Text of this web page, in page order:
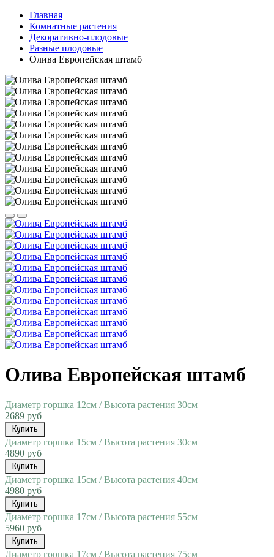
Главная
Комнатные растения
Декоративно-плодовые
Разные плодовые
Олива Европейская штамб
Олива Европейская штамб
Диаметр горшка 12см / Высота растения 30см
2689 руб
Купить
Диаметр горшка 15см / Высота растения 30см
4890 руб
Купить
Диаметр горшка 15см / Высота растения 40см
4980 руб
Купить
Диаметр горшка 17см / Высота растения 55см
5960 руб
Купить
Диаметр горшка 17см / Высота растения 75см